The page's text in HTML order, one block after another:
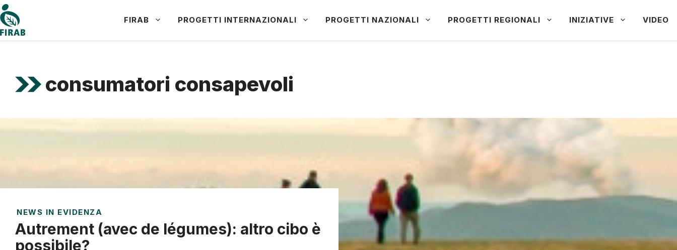
Vai
al
contenuto
FIRAB PROGETTI INTERNAZIONALI PROGETTI NAZIONALI PROGETTI REGIONALI INIZIATIVE VIDEO
consumatori consapevoli
NEWS IN EVIDENZA
Autrement (avec de légumes): altro cibo è
possibile?